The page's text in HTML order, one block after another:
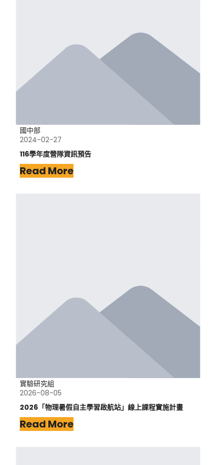
國中部
2024-02-27
116學年度營隊資訊預告
Read More
實驗研究組
2026-08-05
2026「物理暑假自主學習啟航站」線上課程實施計畫
Read More